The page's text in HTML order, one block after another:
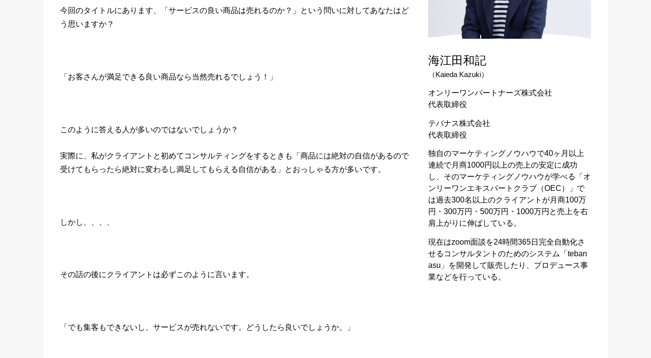
今回のタイトルにあります、「サービスの良い商品は売れるのか？」という問いに対してあなたはど
う思いますか？
「お客さんが満足できる良い商品なら当然売れるでしょう！」
このように答える人が多いのではないでしょうか？
実際に、私がクライアントと初めてコンサルティングをするときも「商品には絶対の自信があるので
受けてもらったら絶対に変わるし満足してもらえる自信がある」とおっしゃる方が多いです。
しかし、、、、
その話の後にクライアントは必ずこのように言います。
「でも集客もできないし、サービスが売れないです。どうしたら良いでしょうか。」
海江田和記
（Kaieda Kazuki）
オンリーワンパートナーズ株式会社
代表取締役
テバナス株式会社
代表取締役
独自のマーケティングノウハウで40ヶ月以上
連続で月商1000円以上の売上の安定に成功
し、そのマーケティングノウハウが学べる「オ
ンリーワンエキスパートクラブ（OEC）」で
は過去300名以上のクライアントが月商100万
円・300万円・500万円・1000万円と売上を右
肩上がりに伸ばしている。
現在はzoom面談を24時間365日完全自動化さ
せるコンサルタントのためのシステム「teban
asu」を開発して販売したり、プロデュース事
業などを行っている。